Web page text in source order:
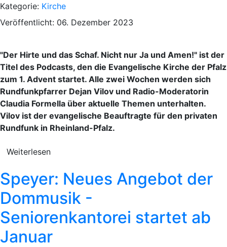
Kategorie: Kirche
Veröffentlicht: 06. Dezember 2023
"Der Hirte und das Schaf. Nicht nur Ja und Amen!" ist der
Titel des Podcasts, den die Evangelische Kirche der Pfalz
zum 1. Advent startet. Alle zwei Wochen werden sich
Rundfunkpfarrer Dejan Vilov und Radio-Moderatorin
Claudia Formella über aktuelle Themen unterhalten.
Vilov ist der evangelische Beauftragte für den privaten
Rundfunk in Rheinland-Pfalz.
Weiterlesen
Speyer: Neues Angebot der
Dommusik -
Seniorenkantorei startet ab
Januar